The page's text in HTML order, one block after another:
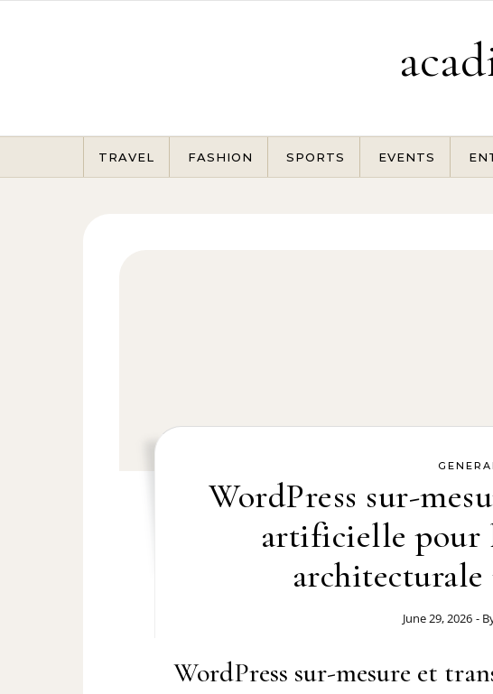
TRAVEL FASHION SPORTS EVENTS
WordPress sur-
artificielle pour
June 29, 2026 -
WordPress sur-mesure et